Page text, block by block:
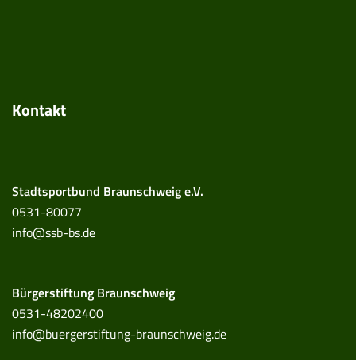
Kontakt
Stadtsportbund Braunschweig e.V.
0531-80077
info@ssb-bs.de
Bürgerstiftung Braunschweig
0531-48202400
info@buergerstiftung-braunschweig.de